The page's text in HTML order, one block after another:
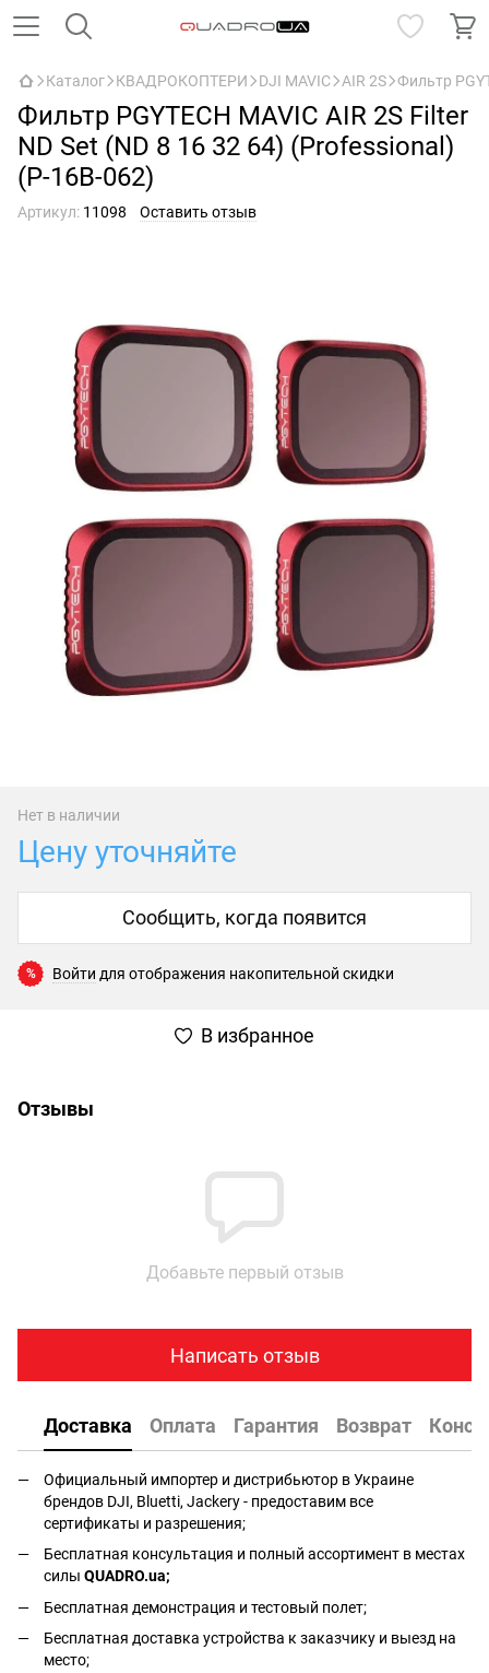
Каталог КВАДРОКОПТЕРИ DJI MAVIC AIR 2S Фильтр
Фильтр PGYTECH MAVIC AIR 2S Filter
ND Set (ND 8 16 32 64) (Professional)
(P-16B-062)
Артикул: 11098 Оставить отзыв
Нет в наличии
Цену уточняйте
Сообщить, когда появится
% Войти для отображения накопительной скидки
В избранное
Отзывы
Добавьте первый отзыв
Написать отзыв
Доставка Оплата Гарантия Возврат
Официальный импортер и дистрибьютор в Украине
брендов DJI, Bluetti, Jackery - предоставим все
сертификаты и разрешения;
Бесплатная консультация и полный ассортимент в местах
силы QUADRO.ua;
Бесплатная демонстрация и тестовый полет;
Бесплатная доставка устройства к заказчику и выезд на
место;